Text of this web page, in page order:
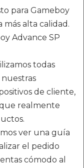
para Gameboy
más alta calidad.
Advance SP
todas
nuestras
de cliente,
realmente
ver una guía
el pedido
cómodo al